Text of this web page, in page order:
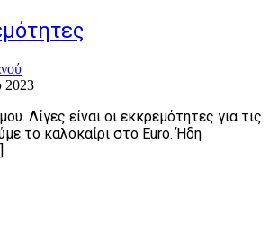
2023
Λίγες είναι οι εκκρεμότητες για τις
το καλοκαίρι στο Euro. Ήδη